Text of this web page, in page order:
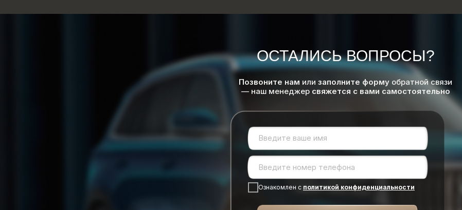
Ознакомлен с политикой конфиденциальности
ОСТАЛИСЬ ВОПРОСЫ?
Позвоните нам или заполните форму обратной связи
— наш менеджер свяжется с вами самостоятельно